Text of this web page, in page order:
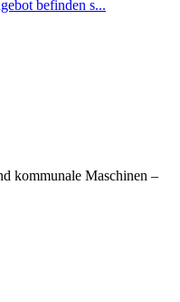
befinden s...
kommunale Maschinen –